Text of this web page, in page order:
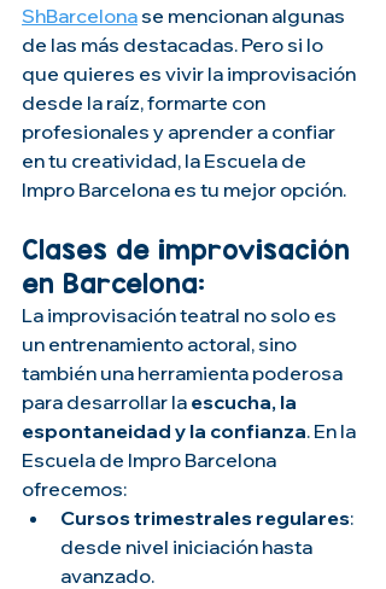
ShBarcelona se mencionan algunas
de las más destacadas. Pero si lo
que quieres es vivir la improvisación
desde la raíz, formarte con
profesionales y aprender a confiar
en tu creatividad, la Escuela de
Impro Barcelona es tu mejor opción.
Clases de improvisación
en Barcelona:
La improvisación teatral no solo es
un entrenamiento actoral, sino
también una herramienta poderosa
para desarrollar la escucha, la
espontaneidad y la confianza. En la
Escuela de Impro Barcelona
ofrecemos:
Cursos trimestrales regulares:
desde nivel iniciación hasta
avanzado.